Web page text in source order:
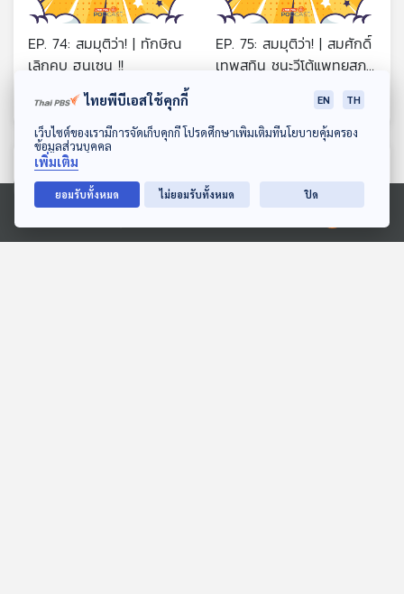
ดาวน์โหลด Thai PBS Podcast Application
Ⓒ 2020 องค์การกระจายเสียงและแพร่ภาพสาธารณะแห่งประเทศไทย
EP. 74: สมมุติว่า! | ทักษิณ
เลิกคบ ฮุนเซน !!
EP. 75: สมมุติว่า! | สมศักดิ์
เทพสุทิน ชนะวีโต้แพทยสภา
ตอนที่เกี่ยวข้อง
ไทยพีบีเอสใช้คุกกี้ EN TH
เว็บไซต์ของเรามีการจัดเก็บคุกกี้ โปรดศึกษาเพิ่มเติมที่นโยบายคุ้มครอง
ข้อมูลส่วนบุคคล
เพิ่มเติม
ยอมรับทั้งหมด ไม่ยอมรับทั้งหมด ปิด